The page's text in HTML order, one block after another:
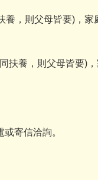
養，則父母皆要)，家
扶養，則父母皆要)
寄信洽詢。